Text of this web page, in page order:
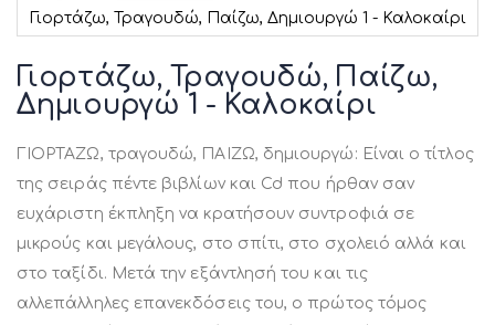
Γιορτάζω, Τραγουδώ, Παίζω, Δημιουργώ 1 - Καλοκαίρι
στην
αρχή
της
εικόνων
Γιορτάζω, Τραγουδώ, Παίζω,
Δημιουργώ 1 - Καλοκαίρι
ΓΙΟΡΤΑΖΩ, τραγουδώ, ΠΑΙΖΩ, δημιουργώ: Είναι ο τίτλος
της σειράς πέντε βιβλίων και Cd που ήρθαν σαν
ευχάριστη έκπληξη να κρατήσουν συντροφιά σε
μικρούς και μεγάλους, στο σπίτι, στο σχολειό αλλά και
στο ταξίδι. Μετά την εξάντλησή του και τις
αλλεπάλληλες επανεκδόσεις του, ο πρώτος τόμος